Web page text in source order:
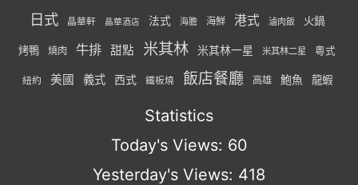
日式 晶華軒 晶華酒店 法式 海膽 海鮮 港式 滷肉飯 火鍋
烤鴨 燒肉 牛排 甜點 米其林 米其林一星 米其林二星 粵式
紐約 美國 義式 西式 鐵板燒 飯店餐廳 高雄 鮑魚 龍蝦
Statistics
Today's Views: 60
Yesterday's Views: 418